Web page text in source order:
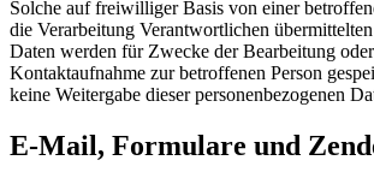
Solche auf freiwilliger Basis von einer
die Verarbeitung Verantwortlichen
Daten werden für Zwecke der Bearbeitung
Kontaktaufnahme zur betroffenen Person
keine Weitergabe dieser personenbezogenen
E-Mail, Formulare und